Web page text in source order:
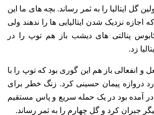
گل ایتالیا را به ثمر رساند. بچه های ما این
اجازه نزدیک شدن ایتالیایی ها را ندهند ولی
پنالتی های دیشب باز هم توپ را در
زد.
و انفعالی باز هم این گوری بود که توپ را با
دروازه پیمان حسینی کرد. زنگ خطر برای
آمده بود در یک حمله سریع و پاس مستقیم
جبران کرد و گل چهارم را به ثمر رساند.